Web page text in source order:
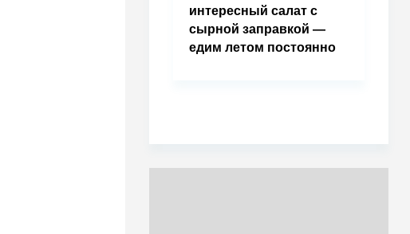
интересный салат с
сырной заправкой —
едим летом постоянно